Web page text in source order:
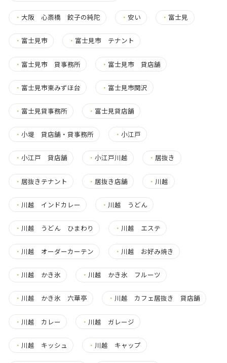
・ 大阪 心斎橋 餃子の純陀 ・安い ・ 富士見
・ 富士見市 ・ 富士見市 テナント
・ 富士見市 貸事務所 ・ 富士見市 貸店舗
・ 富士見市東みずほ台 ・ 富士見市関沢
・ 富士見貸事務所 ・ 富士見貸店舗
・ 小堤 貸店舗・貸事務所 ・小江戸
・ 小江戸 貸店舗 ・小江戸川越 ・居抜き
・ 居抜きテナント ・ 居抜き店舗 ・ 川越
・ 川越 インドカレー ・ 川越 うどん
・ 川越 うどん ひまわり ・ 川越 エステ
・ 川越 オーダーカーテン ・ 川越 お好み焼き
・ 川越 かき氷 ・ 川越 かき氷 フルーツ
・ 川越 かき氷 六華亭 ・ 川越 カフェ居抜き 貸店舗
・ 川越 カレー ・ 川越 ガレージ
・ 川越 キッシュ ・ 川越 キャップ